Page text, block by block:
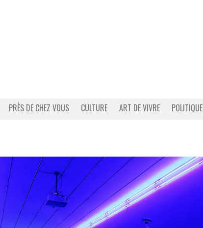
PRÈS DE CHEZ VOUS CULTURE ART DE VIVRE POLITIQUE